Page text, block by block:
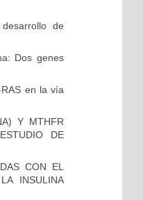
de
Dos genes
en la vía
Y MTHFR
DE
CON EL
INSULINA